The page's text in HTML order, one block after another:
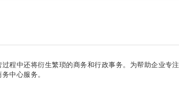
程中还将衍生繁琐的商务和行政事务。为帮助企业专注
中心服务。